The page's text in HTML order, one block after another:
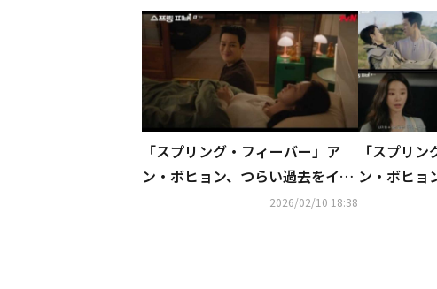
「スプリング・フィーバー」ア
ン・ボヒョン、つらい過去をイ・
ジュビンに打ち明ける【ネタバレ
2026/02/10 18:38
「スプリ
ン・ボヒョ
で衝撃の